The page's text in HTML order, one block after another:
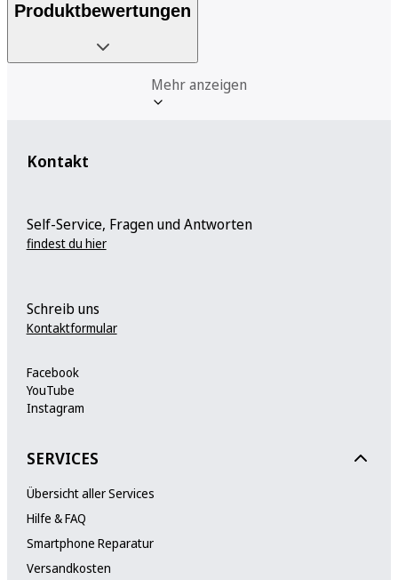
Produktbewertungen
Mehr anzeigen
Kontakt
Self-Service, Fragen und Antworten
findest du hier
Schreib uns
Kontaktformular
Facebook
YouTube
Instagram
SERVICES
Übersicht aller Services
Hilfe & FAQ
Smartphone Reparatur
Versandkosten